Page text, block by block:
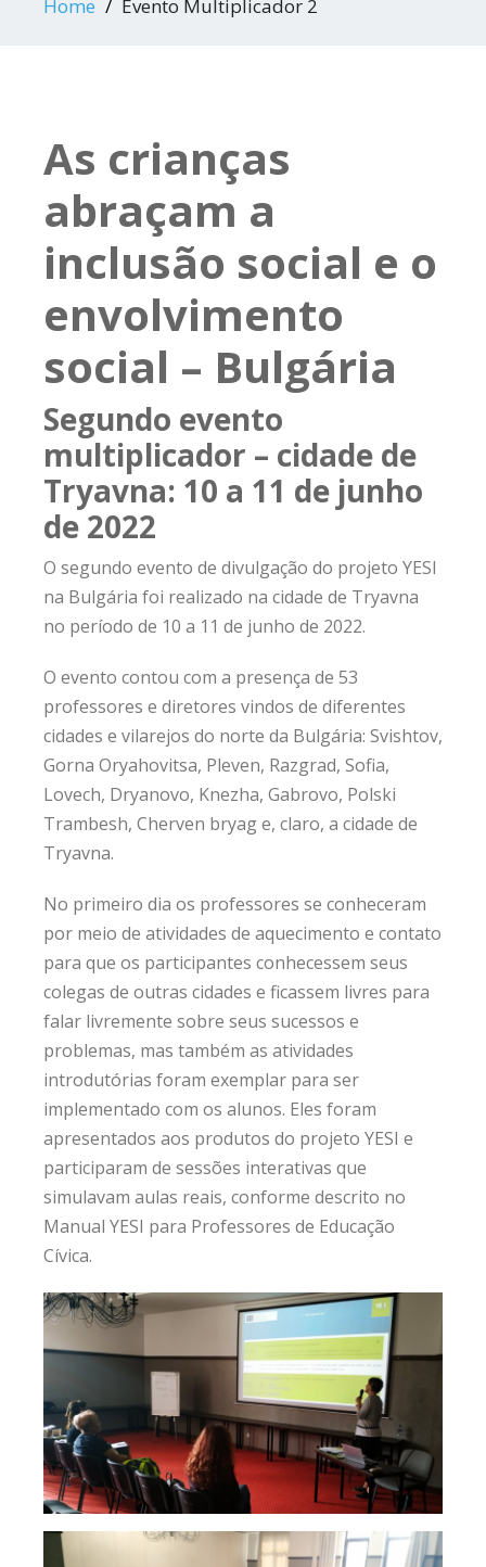
Home Evento Multiplicador 2
As crianças
abraçam a
inclusão social e o
envolvimento
social – Bulgária
Segundo evento
multiplicador – cidade de
Tryavna: 10 a 11 de junho
de 2022
O segundo evento de divulgação do projeto YESI
na Bulgária foi realizado na cidade de Tryavna
no período de 10 a 11 de junho de 2022.
O evento contou com a presença de 53
professores e diretores vindos de diferentes
cidades e vilarejos do norte da Bulgária: Svishtov,
Gorna Oryahovitsa, Pleven, Razgrad, Sofia,
Lovech, Dryanovo, Knezha, Gabrovo, Polski
Trambesh, Cherven bryag e, claro, a cidade de
Tryavna.
No primeiro dia os professores se conheceram
por meio de atividades de aquecimento e contato
para que os participantes conhecessem seus
colegas de outras cidades e ficassem livres para
falar livremente sobre seus sucessos e
problemas, mas também as atividades
introdutórias foram exemplar para ser
implementado com os alunos. Eles foram
apresentados aos produtos do projeto YESI e
participaram de sessões interativas que
simulavam aulas reais, conforme descrito no
Manual YESI para Professores de Educação
Cívica.